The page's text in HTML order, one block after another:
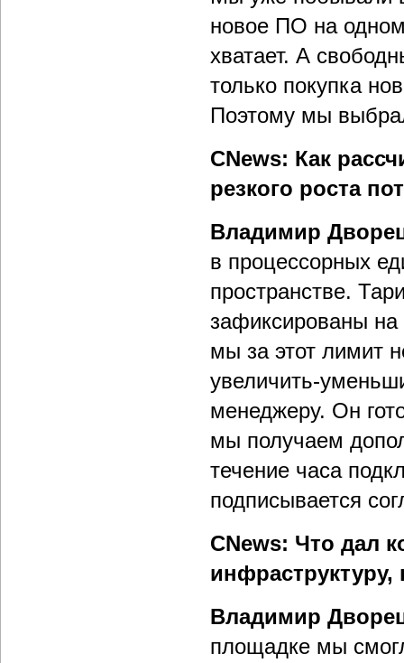
новое ПО на
хватает. А
только покупка
Поэтому мы
CNews: Как
резкого роста
Владимир
в процессорных
пространстве.
зафиксированы на
мы за этот лимит
увеличить-
менеджеру. Он
мы получаем
течение часа
подписывается
CNews: Что дал
Владимир
площадке мы